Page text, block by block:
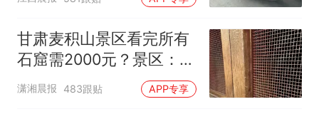
元，官方发布情况通报
甘肃麦积山景区看完所有
石窟需2000元？景区：部
分石窟受特别保护，游客
潇湘晨报 483跟贴 APP专享